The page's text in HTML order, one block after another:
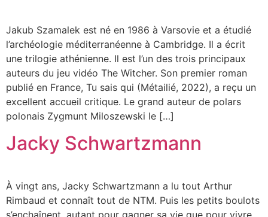
Jakub Szamalek est né en 1986 à Varsovie et a étudié
l’archéologie méditerranéenne à Cambridge. Il a écrit
une trilogie athénienne. Il est l’un des trois principaux
auteurs du jeu vidéo The Witcher. Son premier roman
publié en France, Tu sais qui (Métailié, 2022), a reçu un
excellent accueil critique. Le grand auteur de polars
polonais Zygmunt Miloszewski le […]
Jacky Schwartzmann
À vingt ans, Jacky Schwartzmann a lu tout Arthur
Rimbaud et connaît tout de NTM. Puis les petits boulots
s’enchaînent, autant pour gagner sa vie que pour vivre